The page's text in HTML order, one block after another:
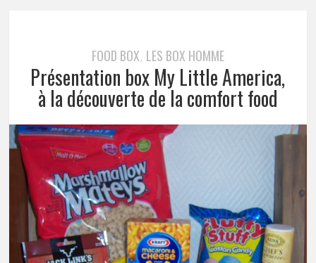
FOOD BOX, LES BOX HOMME
Présentation box My Little America,
à la découverte de la comfort food